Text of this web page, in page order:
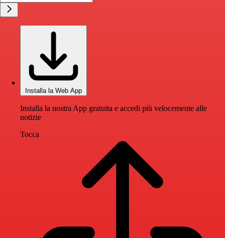
Installa la Web App
Installa la nostra App gratuita e accedi più velocemente alle
notizie
Tocca